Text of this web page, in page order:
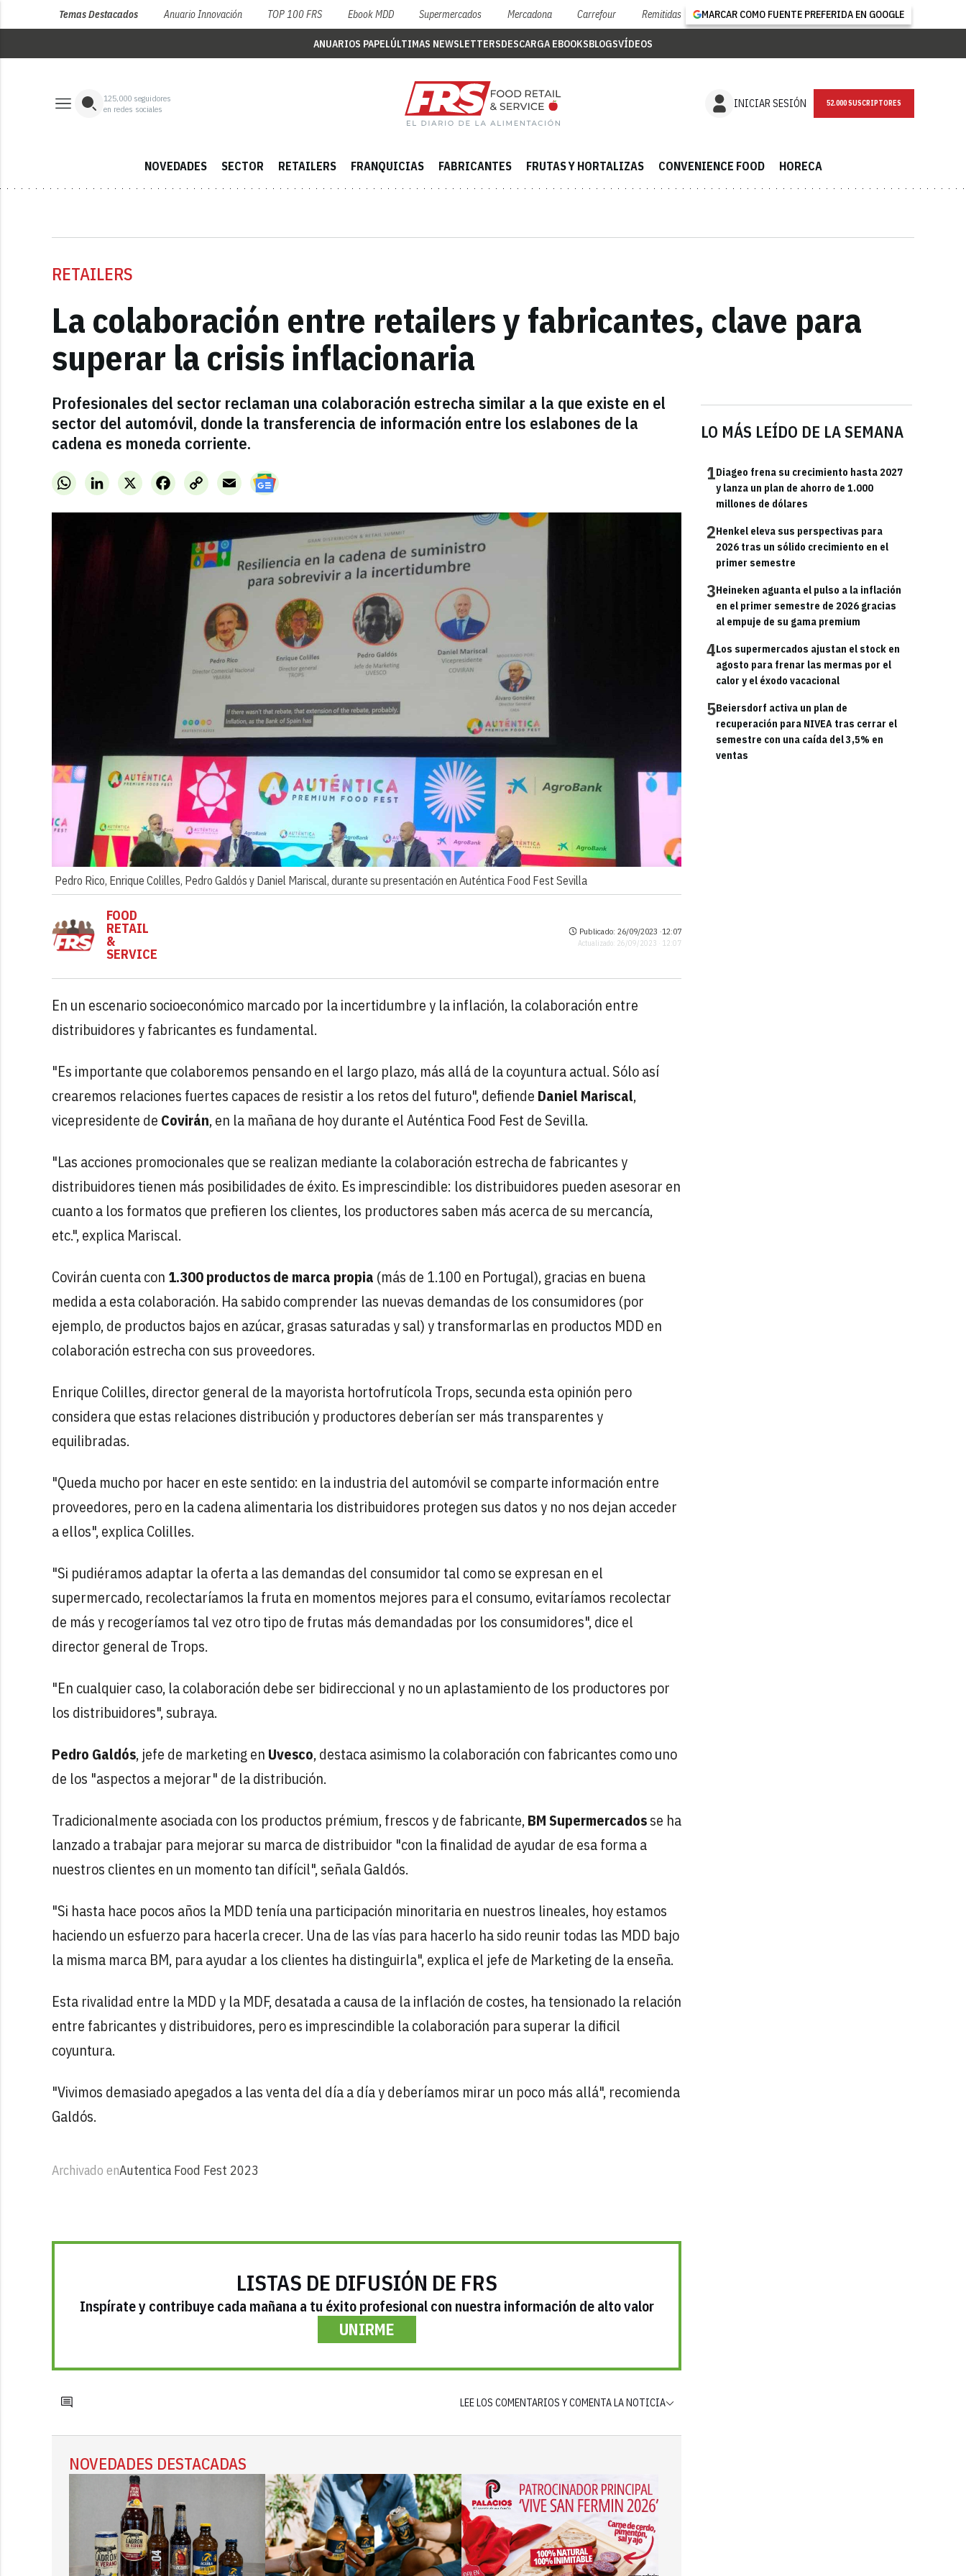
Temas Destacados Anuario Innovación TOP 100 FRS Ebook MDD Supermercados Mercadona Carrefour Remitidas MARCAR COMO FUENTE PREFERIDA EN GOOGLE
ANUARIOS PAPELÚLTIMAS NEWSLETTERSDESCARGA EBOOKSBLOGSVÍDEOS
125,000 seguidores
en redes sociales
INICIAR SESIÓN NEWSLETTER
NOVEDADES SECTOR RETAILERS FRANQUICIAS FABRICANTES FRUTAS Y HORTALIZAS CONVENIENCE FOOD HORECA
RETAILERS
La colaboración entre retailers y fabricantes, clave para
superar la crisis inflacionaria
Profesionales del sector reclaman una colaboración estrecha similar a la que existe en el
sector del automóvil, donde la transferencia de información entre los eslabones de la
cadena es moneda corriente.
WhatsAppLinkedInX FacebookCopy
Link
Email
Pedro Rico, Enrique Colilles, Pedro Galdós y Daniel Mariscal, durante su presentación en Auténtica Food Fest Sevilla
LO MÁS LEÍDO DE LA SEMANA
1Diageo frena su crecimiento hasta 2027
y lanza un plan de ahorro de 1.000
millones de dólares
2Henkel eleva sus perspectivas para
2026 tras un sólido crecimiento en el
primer semestre
3Heineken aguanta el pulso a la inflación
en el primer semestre de 2026 gracias
al empuje de su gama premium
4Los supermercados ajustan el stock en
agosto para frenar las mermas por el
calor y el éxodo vacacional
5Beiersdorf activa un plan de
recuperación para NIVEA tras cerrar el
semestre con una caída del 3,5% en
ventas
FOOD
RETAIL
&
SERVICE
Publicado: 26/09/2023 ·12:07
Actualizado: 26/09/2023 · 12:07
En un escenario socioeconómico marcado por la incertidumbre y la inflación, la colaboración entre
distribuidores y fabricantes es fundamental.
"Es importante que colaboremos pensando en el largo plazo, más allá de la coyuntura actual. Sólo así
crearemos relaciones fuertes capaces de resistir a los retos del futuro", defiende Daniel Mariscal,
vicepresidente de Covirán, en la mañana de hoy durante el Auténtica Food Fest de Sevilla.
"Las acciones promocionales que se realizan mediante la colaboración estrecha de fabricantes y
distribuidores tienen más posibilidades de éxito. Es imprescindible: los distribuidores pueden asesorar en
cuanto a los formatos que prefieren los clientes, los productores saben más acerca de su mercancía,
etc.", explica Mariscal.
Covirán cuenta con 1.300 productos de marca propia (más de 1.100 en Portugal), gracias en buena
medida a esta colaboración. Ha sabido comprender las nuevas demandas de los consumidores (por
ejemplo, de productos bajos en azúcar, grasas saturadas y sal) y transformarlas en productos MDD en
colaboración estrecha con sus proveedores.
Enrique Colilles, director general de la mayorista hortofrutícola Trops, secunda esta opinión pero
considera que estas relaciones distribución y productores deberían ser más transparentes y
equilibradas.
"Queda mucho por hacer en este sentido: en la industria del automóvil se comparte información entre
proveedores, pero en la cadena alimentaria los distribuidores protegen sus datos y no nos dejan acceder
a ellos", explica Colilles.
"Si pudiéramos adaptar la oferta a las demandas del consumidor tal como se expresan en el
supermercado, recolectaríamos la fruta en momentos mejores para el consumo, evitaríamos recolectar
de más y recogeríamos tal vez otro tipo de frutas más demandadas por los consumidores", dice el
director general de Trops.
"En cualquier caso, la colaboración debe ser bidireccional y no un aplastamiento de los productores por
los distribuidores", subraya.
Pedro Galdós, jefe de marketing en Uvesco, destaca asimismo la colaboración con fabricantes como uno
de los "aspectos a mejorar" de la distribución.
Tradicionalmente asociada con los productos prémium, frescos y de fabricante,BM Supermercadosse ha
lanzado a trabajar para mejorar su marca de distribuidor "con la finalidad de ayudar de esa forma a
nuestros clientes en un momento tan difícil", señala Galdós.
"Si hasta hace pocos años la MDD tenía una participación minoritaria en nuestros lineales, hoy estamos
haciendo un esfuerzo para hacerla crecer. Una de las vías para hacerlo ha sido reunir todas las MDD bajo
la misma marca BM, para ayudar a los clientes ha distinguirla", explica el jefe de Marketing de la enseña.
Esta rivalidad entre la MDD y la MDF, desatada a causa de la inflación de costes, ha tensionado la relación
entre fabricantes y distribuidores, pero es imprescindible la colaboración para superar la dificil
coyuntura.
"Vivimos demasiado apegados a las venta del día a día y deberíamos mirar un poco más allá", recomienda
Galdós.
Archivado enAutentica Food Fest 2023
LISTAS DE DIFUSIÓN DE FRS
Inspírate y contribuye cada mañana a tu éxito profesional con nuestra información de alto valor
UNIRME
LEE LOS COMENTARIOS Y COMENTA LA NOTICIA
NOVEDADES DESTACADAS